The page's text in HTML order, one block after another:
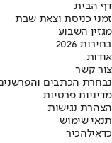
דף הבית
זמני כניסת וצאת שבת
מגזין השבוע
בחירות 2026
אודות
צור קשר
נבחרת הכתבים
מדיניות פרטיות
הצהרת נגישות
תנאי שימוש
כדאילהכיר